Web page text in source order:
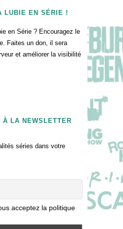
LUBIE EN SÉRIE !
en Série ? Encouragez le
Faites un don, il sera
et améliorer la visibilité
À LA NEWSLETTER
séries dans votre
acceptez la politique